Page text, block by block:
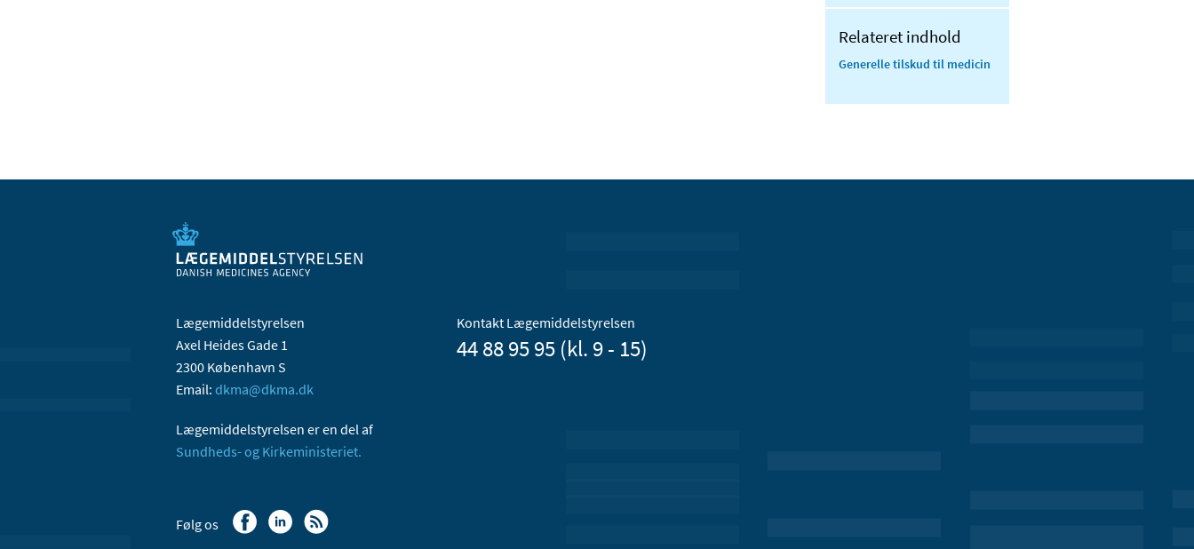
Relateret indhold
Generelle tilskud til medicin
Lægemiddelstyrelsen
Axel Heides Gade 1
2300 København S
Email: dkma@dkma.dk
Lægemiddelstyrelsen er en del af
Sundheds- og Kirkeministeriet.
Kontakt Lægemiddelstyrelsen
44 88 95 95 (kl. 9 - 15)
Følg os